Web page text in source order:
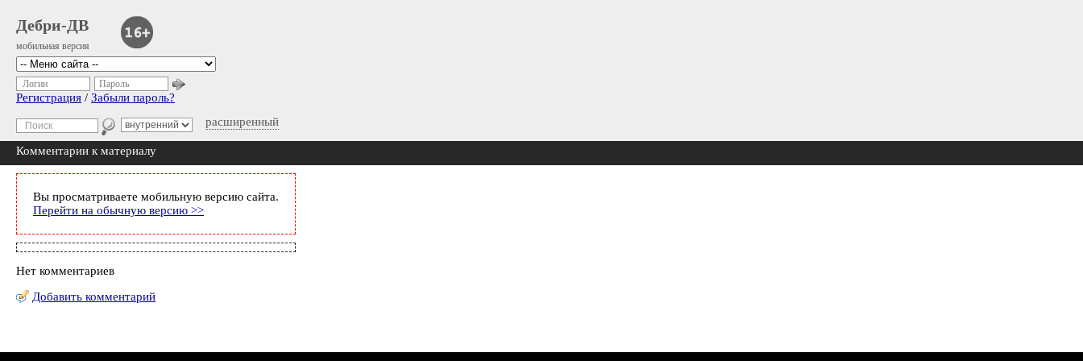
Дебри-ДВ
мобильная версия
расширенный
Логин Пароль
Регистрация / Забыли пароль?
Комментарии к материалу
Вы просматриваете мобильную версию сайта.
Перейти на обычную версию >>
Нет комментариев
Добавить комментарий